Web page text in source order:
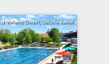
Verkehrs GmbH, Stefanie Remel